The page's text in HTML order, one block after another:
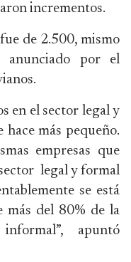
incrementos.
de 2.500, mismo
anunciado por el
en el sector legal y
hace más pequeño.
empresas que
legal y formal
se está
más del 80% de la
apuntó